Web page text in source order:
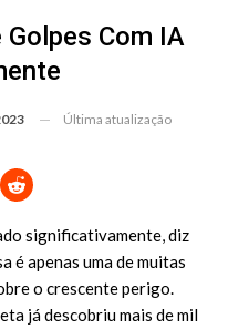
Golpes Com IA
Última atualização
significativamente, diz
é apenas uma de muitas
o crescente perigo.
já descobriu mais de mil